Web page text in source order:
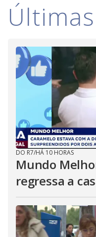
Últimas
DO R7/HÁ 10 HORAS
Mundo
regressa a